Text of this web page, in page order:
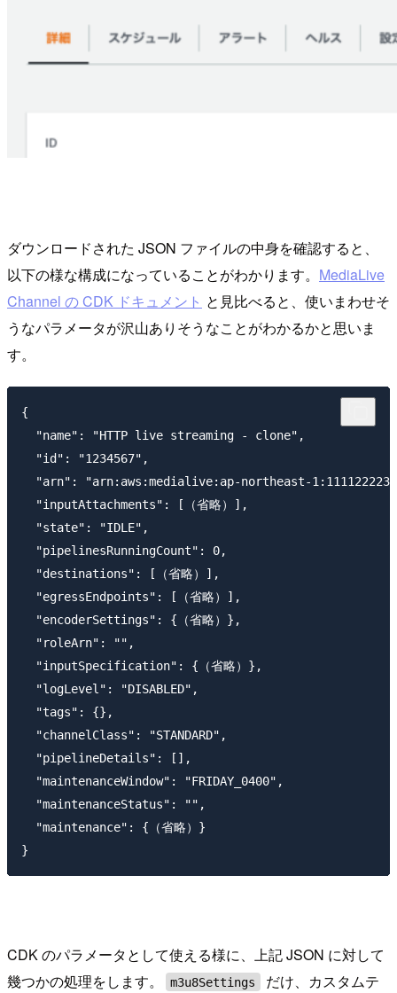
ダウンロードされた JSON ファイルの中身を確認すると、
以下の様な構成になっていることがわかります。 MediaLive
Channel の CDK ドキュメント と見比べると、使いまわせそ
うなパラメータが沢山ありそうなことがわかるかと思いま
す。
{
  "name": "HTTP live streaming - clone",
  "id": "1234567",
"arn": "arn:aws:medialive:ap-northeast-
  "inputAttachments": [（省略）],
  "state": "IDLE",
  "pipelinesRunningCount": 0,
  "destinations": [（省略）],
  "egressEndpoints": [（省略）],
  "encoderSettings": {（省略）},
  "roleArn": "",
  "inputSpecification": {（省略）},
  "logLevel": "DISABLED",
  "tags": {},
  "channelClass": "STANDARD",
  "pipelineDetails": [],
  "maintenanceWindow": "FRIDAY_0400",
  "maintenanceStatus": "",
  "maintenance": {（省略）}
CDK のパラメータとして使える様に、上記 JSON に対して
幾つかの処理をします。
m3u8Settings
だけ、カスタムテ